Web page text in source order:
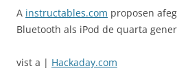
A instructables.com proposen
Bluetooth als iPod de quarta
vist a | Hackaday.com